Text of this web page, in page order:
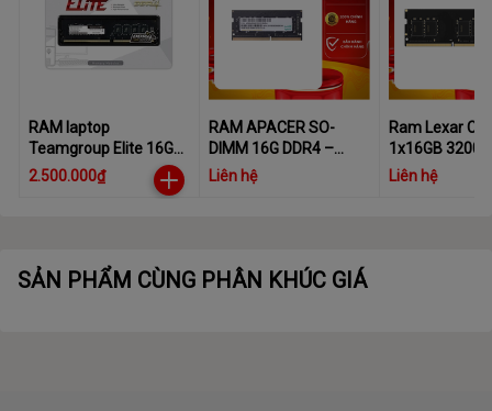
RAM laptop
Teamgroup Elite 16GB
DDR4- 3200
2.500.000₫
RAM APACER SO-
DIMM 16G DDR4 –
3200MHZ
(ES.16G21.GSH)
Liên hệ
Ram Lexar
1x16GB 3200
Liên hệ
SẢN PHẨM CÙNG PHÂN KHÚC GIÁ